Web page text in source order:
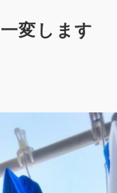
変します